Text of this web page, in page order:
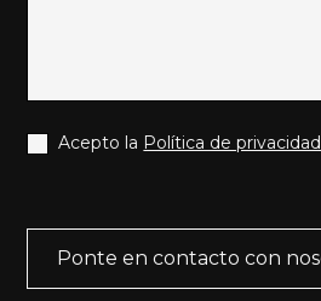
Acepto la Política de privacidad